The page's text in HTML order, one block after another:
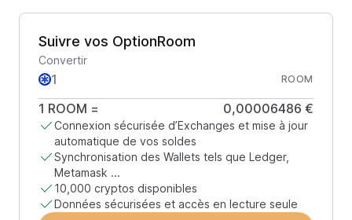
Suivre vos OptionRoom
Convertir
ROOM
1 ROOM = 0,00006486 €
Connexion sécurisée d’Exchanges et mise à jour
automatique de vos soldes
Synchronisation des Wallets tels que Ledger,
Metamask ...
10,000 cryptos disponibles
Données sécurisées et accès en lecture seule